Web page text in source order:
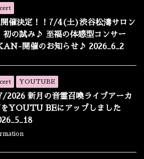
開催決定！！7/4(土)渋谷松濤サロン
初の試み♪ 至福の体感型コンサー
開催のお知らせ♪ 2026_6_2
YOUTUBE
2026 新月の音霊召喚ライブアーカ
をYOUTU BEにアップしました